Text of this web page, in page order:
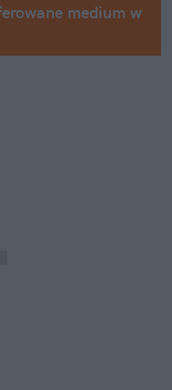
medium w